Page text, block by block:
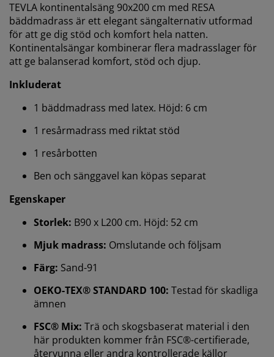
TEVLA kontinentalsäng 90x200 cm med RESA
bäddmadrass är ett elegant sängalternativ utformad
för att ge dig stöd och komfort hela natten.
Kontinentalsängar kombinerar flera madrasslager för
att ge balanserad komfort, stöd och djup.
Inkluderat
1 bäddmadrass med latex. Höjd: 6 cm
1 resårmadrass med riktat stöd
1 resårbotten
Ben och sänggavel kan köpas separat
Egenskaper
Storlek: B90 x L200 cm. Höjd: 52 cm
Mjuk madrass: Omslutande och följsam
Färg: Sand-91
OEKO-TEX® STANDARD 100: Testad för skadliga
ämnen
FSC® Mix: Trä och skogsbaserat material i den
här produkten kommer från FSC®-certifierade,
återvunna eller andra kontrollerade källor
Vi personifierar din upplevelse
På JYSK använder vi cookies och mobilidentifierare för
att säkerställa en bra upplevelse när du besöker vår
webbplats. Cookies samlar in information om dig för
att säkerställa funktionalitet, statistik och relevant